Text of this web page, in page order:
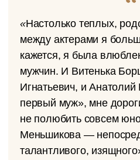
«Настолько теплых,
между актерами я
кажется, я была
мужчин. И Витенька
Игнатьевич, и
первый муж», мне
не полюбить совсем
Меньшикова —
талантливого,